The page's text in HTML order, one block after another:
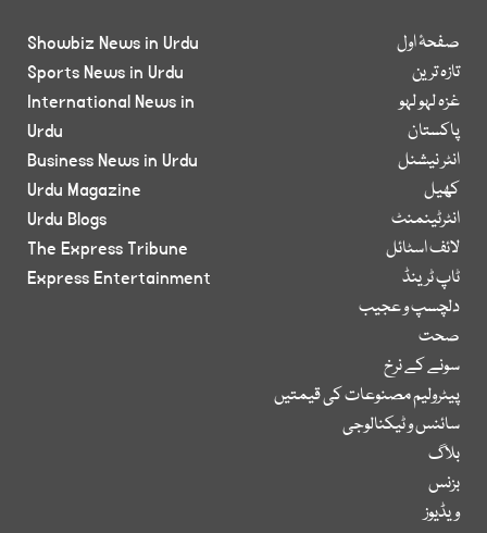
صفحۂ اول
تازہ ترین
غزہ لہو لہو
پاکستان
انٹر نیشنل
کھیل
انٹرٹینمنٹ
لائف اسٹائل
ٹاپ ٹرینڈ
دلچسپ و عجیب
صحت
سونے کے نرخ
پیٹرولیم مصنوعات کی قیمتیں
سائنس و ٹیکنالوجی
بلاگ
بزنس
ویڈیوز
Showbiz News in Urdu
Sports News in Urdu
International News in
Urdu
Business News in Urdu
Urdu Magazine
Urdu Blogs
The Express Tribune
Express Entertainment